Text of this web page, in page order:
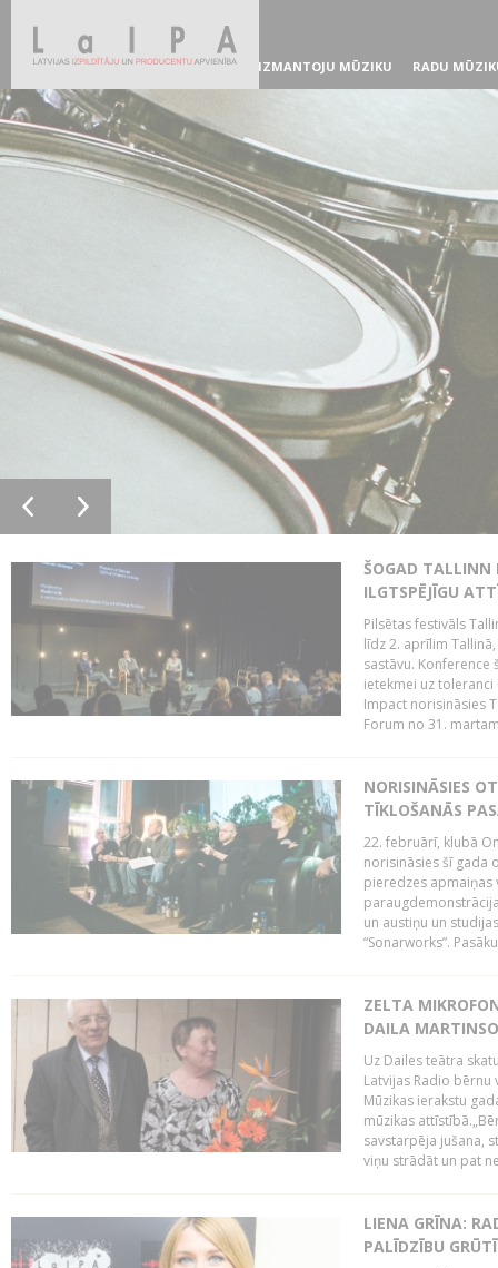
IZMANTOJU MŪZIKU RADU
ŠOGAD TALLINN
ILGTSPĒJĪGU
Pilsētas festivāls
līdz 2. aprīlim
sastāvu.
ietekmei uz
Impact norisināsies
Forum no 31.
NORISINĀSIES
TĪKLOŠANĀS
22. februārī, klubā
norisināsies šī gada
pieredzes apmaiņas
un austiņu un
“Sonarworks”.
ZELTA
DAILA
Uz Dailes teātra
Latvijas Radio
Mūzikas ierakstu
mūzikas
savstarpēja jušana,
viņu strādāt un pat
LIENA GRĪNA:
PALĪDZĪBU